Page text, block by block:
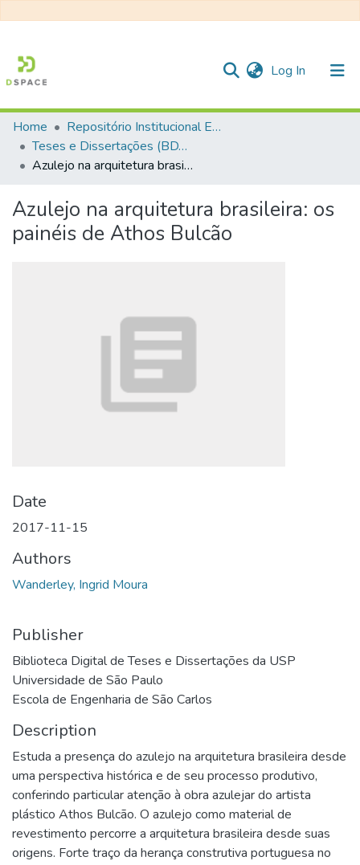
Log In (current)
Communities & Collections
All of DSpace
Statistics
Home
Repositório Institucional EESC
Teses e Dissertações (BDTD USP)
Azulejo na arquitetura brasileira: os painéis de Athos Bulcão
Azulejo na arquitetura brasileira: os
painéis de Athos Bulcão
Date
2017-11-15
Authors
Wanderley, Ingrid Moura
Publisher
Biblioteca Digital de Teses e Dissertações da USP
Universidade de São Paulo
Escola de Engenharia de São Carlos
Description
Estuda a presença do azulejo na arquitetura brasileira desde
uma perspectiva histórica e de seu processo produtivo,
conferindo particular atenção à obra azulejar do artista
plástico Athos Bulcão. O azulejo como material de
revestimento percorre a arquitetura brasileira desde suas
origens. Forte traço da herança construtiva portuguesa no